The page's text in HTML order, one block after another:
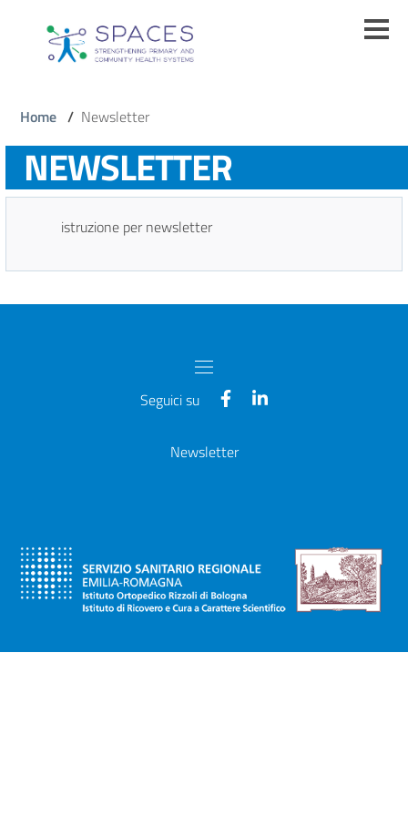
contenuto
Briciole
di
pane
Home / Newsletter
NEWSLETTER
istruzione per newsletter
Seguici su
Newsletter